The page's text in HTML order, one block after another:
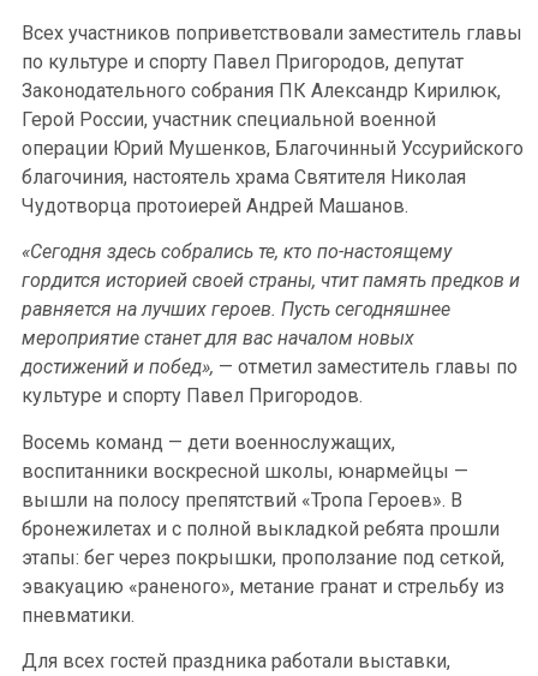
Всех участников поприветствовали заместитель главы
по культуре и спорту Павел Пригородов, депутат
Законодательного собрания ПК Александр Кирилюк,
Герой России, участник специальной военной
операции Юрий Мушенков, Благочинный Уссурийского
благочиния, настоятель храма Святителя Николая
Чудотворца протоиерей Андрей Машанов.
«Сегодня здесь собрались те, кто по-настоящему
гордится историей своей страны, чтит память предков и
равняется на лучших героев. Пусть сегодняшнее
мероприятие станет для вас началом новых
достижений и побед», — отметил заместитель главы по
культуре и спорту Павел Пригородов.
Восемь команд — дети военнослужащих,
воспитанники воскресной школы, юнармейцы —
вышли на полосу препятствий «Тропа Героев». В
бронежилетах и с полной выкладкой ребята прошли
этапы: бег через покрышки, проползание под сеткой,
эвакуацию «раненого», метание гранат и стрельбу из
пневматики.
Для всех гостей праздника работали выставки,